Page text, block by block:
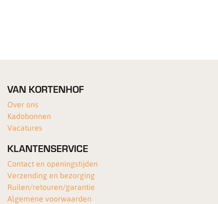
VAN KORTENHOF
Over ons
Kadobonnen
Vacatures
KLANTENSERVICE
Contact en openingstijden
Verzending en bezorging
Ruilen/retouren/garantie
Algemene voorwaarden